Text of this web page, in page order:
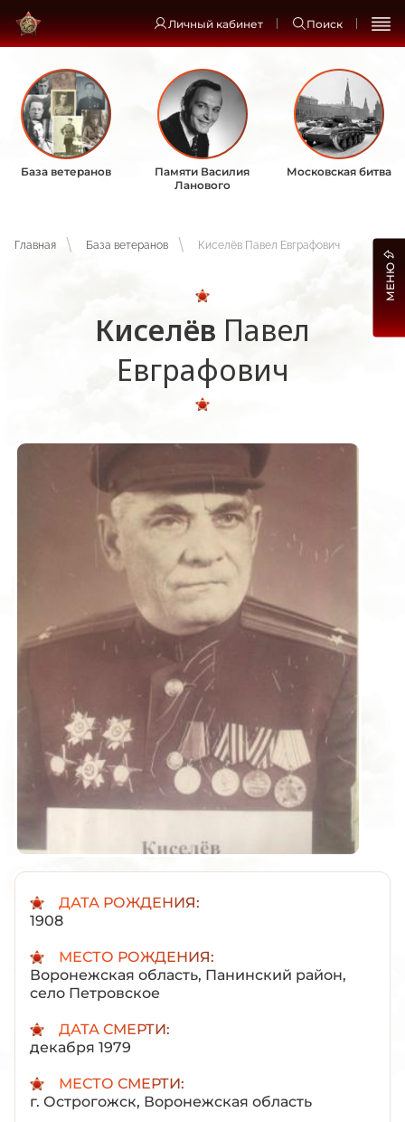
Личный кабинет Поиск
База ветеранов
Памяти Василия
Ланового
Московская битва
Главная База ветеранов Киселёв Павел Евграфович
Киселёв Павел
Евграфович
ДАТА РОЖДЕНИЯ:
1908
МЕСТО РОЖДЕНИЯ:
Воронежская область, Панинский район,
село Петровское
ДАТА СМЕРТИ:
декабря 1979
МЕСТО СМЕРТИ:
г. Острогожск, Воронежская область
МЕНЮ